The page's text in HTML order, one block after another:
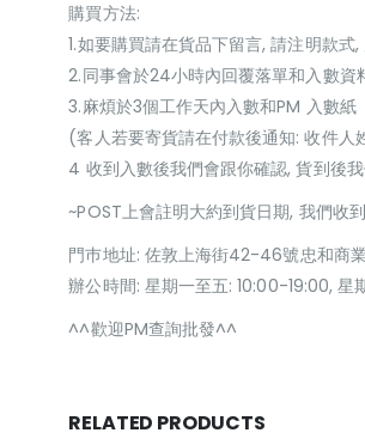
購買方法:
1.如要購買請在貨品下留言, 請注明款
2.同事會於24小時內回覆落單和入數資
3.麻煩於3個工作天內入數和PM 入數紙
(客人若要寄貨請在付款後通知: 收件人
4 收到入數後我們會跟你確認, 貨到後
~POST上會註明大約到貨日期, 我們收
門巿地址: 佐敦上海街42-46號忠和商
辦公時間: 星期一至五: 10:00-19:00,
^^歡迎PM查詢批發^^
RELATED PRODUCTS